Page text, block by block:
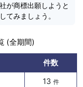
が商標出願しようと
てみましょう。
(全期間)
件数
13 件